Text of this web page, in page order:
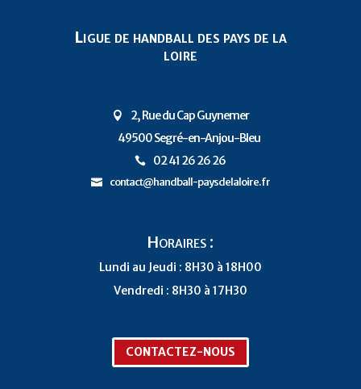
Ligue de handball des pays de la
loire
 2, Rue du Cap Guynemer
49500 Segré-en-Anjou-Bleu
 02 41 26 26 26
 contact@handball-paysdelaloire.fr
Horaires :
Lundi au Jeudi : 8H30 à 18H00
Vendredi : 8H30 à 17H30
CONTACTEZ-NOUS